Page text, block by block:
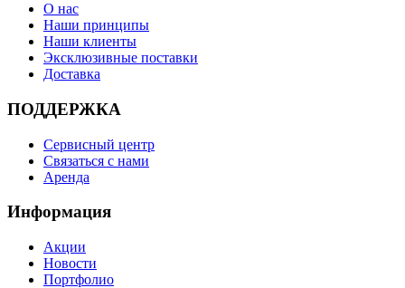
О нас
Наши принципы
Наши клиенты
Эксклюзивные поставки
Доставка
ПОДДЕРЖКА
Сервисный центр
Связаться с нами
Аренда
Информация
Акции
Новости
Портфолио